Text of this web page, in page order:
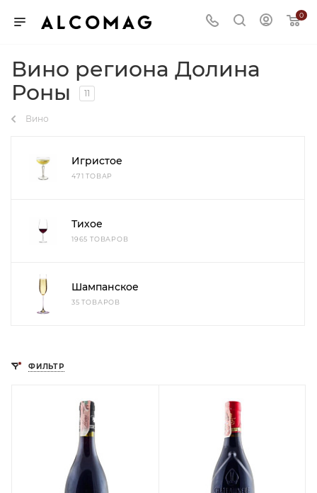
0
Вино региона Долина
Роны
11
Вино
Игристое
471 ТОВАР
Тихое
1965 ТОВАРОВ
Шампанское
35 ТОВАРОВ
ФИЛЬТР